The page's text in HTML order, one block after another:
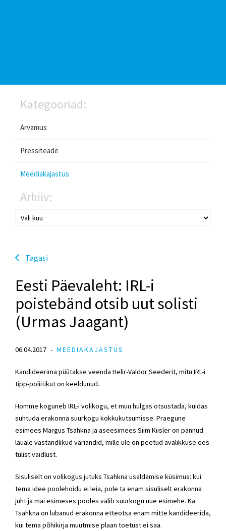
Kategooriad:
Arvamus
Pressiteade
Meediakajastus
Arhiiv:
Tagasi
Eesti Päevaleht: IRL-i
poistebänd otsib uut solisti
(Urmas Jaagant)
06.04.2017 MEEDIAKAJASTUS
Kandideerima püütakse veenda Helir-Valdor Seederit, mitu IRL-i
tipp-poliitikut on keeldunud.
Homme koguneb IRL-i volikogu, et muu hulgas otsustada, kuidas
suhtuda erakonna suurkogu kokkukutsumisse. Praegune
esimees Margus Tsahkna ja aseesimees Siim Kiisler on pannud
lauale vastandlikud variandid, mille üle on peetud avalikkuse ees
tulist vaidlust.
Sisuliselt on volikogus jutuks Tsahkna usaldamise küsimus: kui
tema idee poolehoidu ei leia, pole ta enam sisuliselt erakonna
juht ja mai esimeses pooles valib suurkogu uue esimehe. Ka
Tsahkna on lubanud erakonna etteotsa enam mitte kandideerida,
kui tema põhikirja muutmise plaan toetust ei saa.